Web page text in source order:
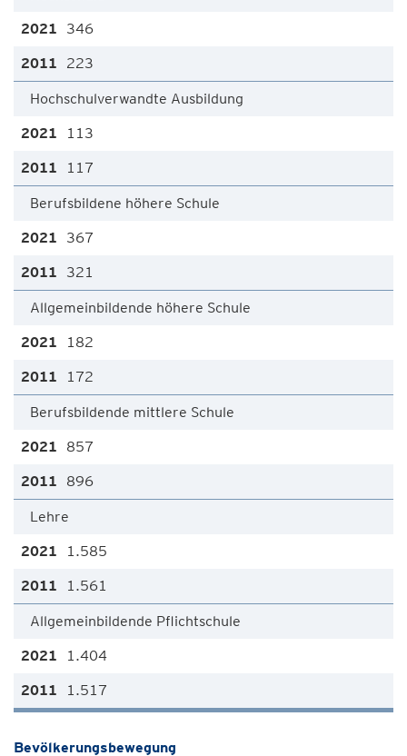
346
223
Hochschulverwandte Ausbildung
113
117
Berufsbildene höhere Schule
367
321
Allgemeinbildende höhere Schule
182
172
Berufsbildende mittlere Schule
857
896
Lehre
1.585
1.561
Allgemeinbildende Pflichtschule
1.404
1.517
Bevölkerungsbewegung